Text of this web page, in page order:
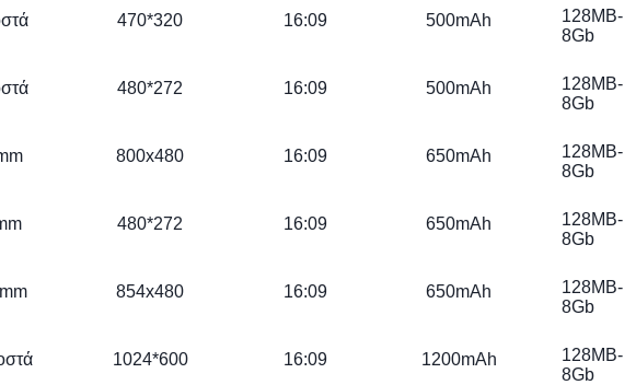
470*320 16:09 500mAh
128MB-
8Gb
480*272 16:09 500mAh
128MB-
8Gb
800x480 16:09 650mAh
128MB-
8Gb
480*272 16:09 650mAh
128MB-
8Gb
854x480 16:09 650mAh
128MB-
8Gb
1024*600 16:09 1200mAh
128MB-
8Gb